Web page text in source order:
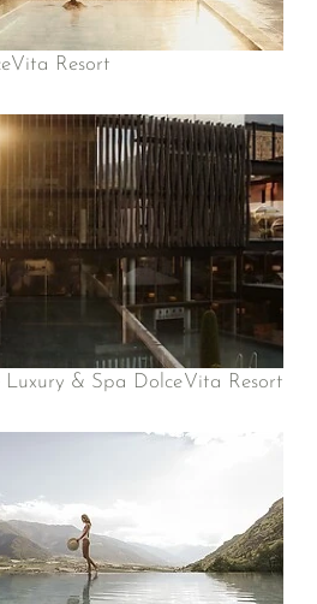
Resort
Luxury & Spa DolceVita Resort